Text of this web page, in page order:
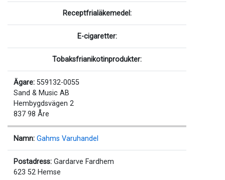
Receptfrialäkemedel:
E-cigaretter:
Tobaksfrianikotinprodukter:
Ägare: 559132-0055
Sand & Music AB
Hembygdsvägen 2
837 98 Åre
Namn: Gahms Varuhandel
Postadress: Gardarve Fardhem
623 52 Hemse